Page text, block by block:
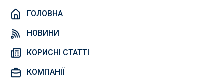
ГОЛОВНА
НОВИНИ
КОРИСНІ СТАТТІ
КОМПАНІЇ